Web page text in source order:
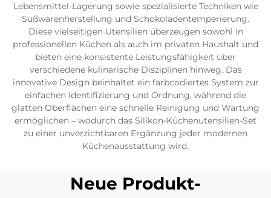
Lebensmittel-Lagerung sowie spezialisierte Techniken wie
Süßwarenherstellung und Schokoladentemperierung.
Diese vielseitigen Utensilien überzeugen sowohl in
professionellen Küchen als auch im privaten Haushalt und
bieten eine konsistente Leistungsfähigkeit über
verschiedene kulinarische Disziplinen hinweg. Das
innovative Design beinhaltet ein farbcodiertes System zur
einfachen Identifizierung und Ordnung, während die
glatten Oberflächen eine schnelle Reinigung und Wartung
ermöglichen – wodurch das Silikon-Küchenutensilien-Set
zu einer unverzichtbaren Ergänzung jeder modernen
Küchenausstattung wird.
Neue Produkt-